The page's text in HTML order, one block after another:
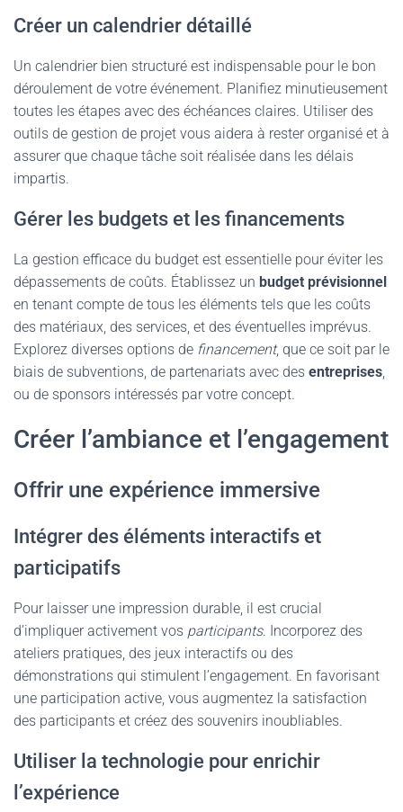
Créer un calendrier détaillé
Un calendrier bien structuré est indispensable pour le bon
déroulement de votre événement. Planifiez minutieusement
toutes les étapes avec des échéances claires. Utiliser des
outils de gestion de projet vous aidera à rester organisé et à
assurer que chaque tâche soit réalisée dans les délais
impartis.
Gérer les budgets et les financements
La gestion efficace du budget est essentielle pour éviter les
dépassements de coûts. Établissez un budget prévisionnel
en tenant compte de tous les éléments tels que les coûts
des matériaux, des services, et des éventuelles imprévus.
Explorez diverses options de financement, que ce soit par le
biais de subventions, de partenariats avec des entreprises,
ou de sponsors intéressés par votre concept.
Créer l’ambiance et l’engagement
Offrir une expérience immersive
Intégrer des éléments interactifs et
participatifs
Pour laisser une impression durable, il est crucial
d’impliquer activement vos participants. Incorporez des
ateliers pratiques, des jeux interactifs ou des
démonstrations qui stimulent l’engagement. En favorisant
une participation active, vous augmentez la satisfaction
des participants et créez des souvenirs inoubliables.
Utiliser la technologie pour enrichir
l’expérience